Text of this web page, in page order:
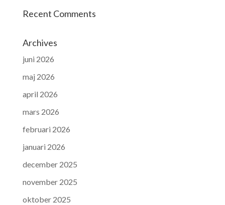
Recent Comments
Archives
juni 2026
maj 2026
april 2026
mars 2026
februari 2026
januari 2026
december 2025
november 2025
oktober 2025